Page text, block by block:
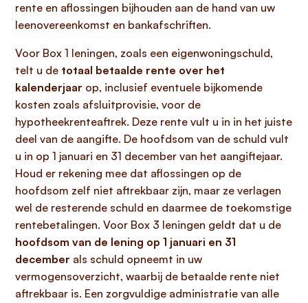
rente en aflossingen bijhouden aan de hand van uw
leenovereenkomst en bankafschriften.
Voor Box 1 leningen, zoals een eigenwoningschuld,
telt u de totaal betaalde rente over het
kalenderjaar op, inclusief eventuele bijkomende
kosten zoals afsluitprovisie, voor de
hypotheekrenteaftrek. Deze rente vult u in in het juiste
deel van de aangifte. De hoofdsom van de schuld vult
u in op 1 januari en 31 december van het aangiftejaar.
Houd er rekening mee dat aflossingen op de
hoofdsom zelf niet aftrekbaar zijn, maar ze verlagen
wel de resterende schuld en daarmee de toekomstige
rentebetalingen. Voor Box 3 leningen geldt dat u de
hoofdsom van de lening op 1 januari en 31
december als schuld opneemt in uw
vermogensoverzicht, waarbij de betaalde rente niet
aftrekbaar is. Een zorgvuldige administratie van alle